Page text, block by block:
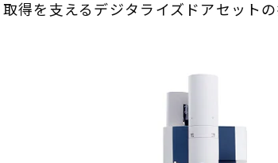
得を支えるデジタライズドアセッ